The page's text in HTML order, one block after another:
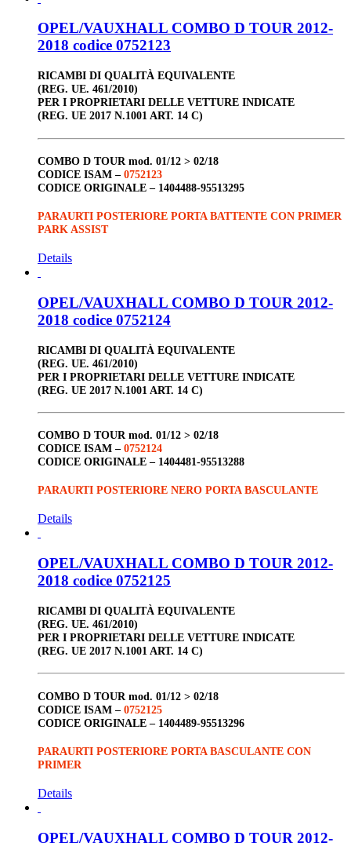
OPEL/VAUXHALL COMBO D TOUR 2012-
2018 codice 0752123
RICAMBI DI QUALITÀ EQUIVALENTE
(REG. UE. 461/2010)
PER I PROPRIETARI DELLE VETTURE INDICATE
(REG. UE 2017 N.1001 ART. 14 C)
COMBO D TOUR mod. 01/12 > 02/18
CODICE ISAM – 0752123
CODICE ORIGINALE – 1404488-95513295
PARAURTI POSTERIORE PORTA BATTENTE CON PRIMER
PARK ASSIST
Details
OPEL/VAUXHALL COMBO D TOUR 2012-
2018 codice 0752124
RICAMBI DI QUALITÀ EQUIVALENTE
(REG. UE. 461/2010)
PER I PROPRIETARI DELLE VETTURE INDICATE
(REG. UE 2017 N.1001 ART. 14 C)
COMBO D TOUR mod. 01/12 > 02/18
CODICE ISAM – 0752124
CODICE ORIGINALE – 1404481-95513288
PARAURTI POSTERIORE NERO PORTA BASCULANTE
Details
OPEL/VAUXHALL COMBO D TOUR 2012-
2018 codice 0752125
RICAMBI DI QUALITÀ EQUIVALENTE
(REG. UE. 461/2010)
PER I PROPRIETARI DELLE VETTURE INDICATE
(REG. UE 2017 N.1001 ART. 14 C)
COMBO D TOUR mod. 01/12 > 02/18
CODICE ISAM – 0752125
CODICE ORIGINALE – 1404489-95513296
PARAURTI POSTERIORE PORTA BASCULANTE CON
PRIMER
Details
OPEL/VAUXHALL COMBO D TOUR 2012-